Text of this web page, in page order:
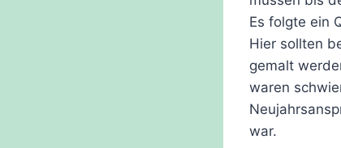
Es folgte ein
Hier sollten
gemalt
waren
war.